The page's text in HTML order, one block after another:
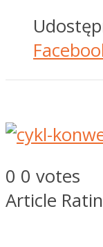
0 0 votes
Article